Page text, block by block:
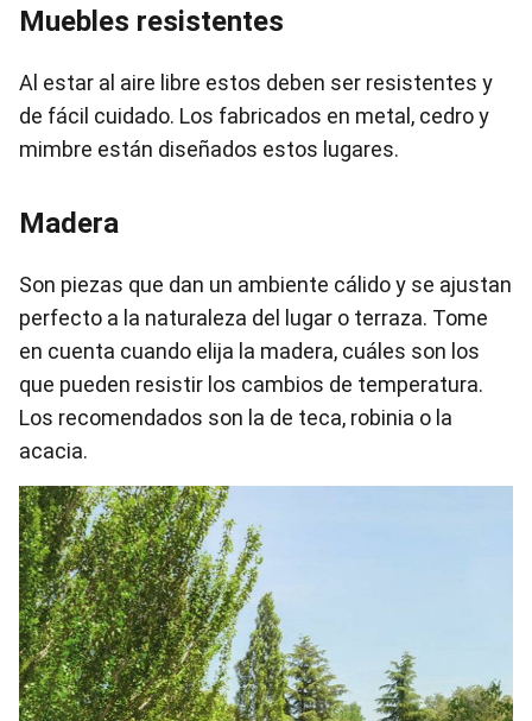
Muebles resistentes
Al estar al aire libre estos deben ser resistentes y
de fácil cuidado. Los fabricados en metal, cedro y
mimbre están diseñados estos lugares.
Madera
Son piezas que dan un ambiente cálido y se ajustan
perfecto a la naturaleza del lugar o terraza. Tome
en cuenta cuando elija la madera, cuáles son los
que pueden resistir los cambios de temperatura.
Los recomendados son la de teca, robinia o la
acacia.